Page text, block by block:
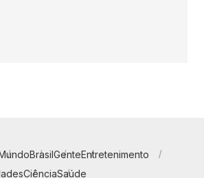
BrasilGenteEntretenimento
CiênciaSaúde